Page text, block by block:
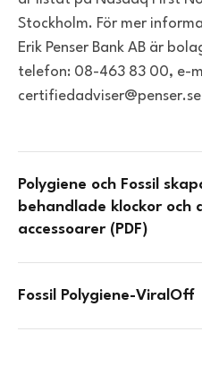
Stockholm. För mer
Erik Penser Bank AB är
telefon: 08-463 83 00, e-
Polygiene och Fossil
behandlade klockor och
accessoarer (PDF)
Fossil Polygiene-ViralOff